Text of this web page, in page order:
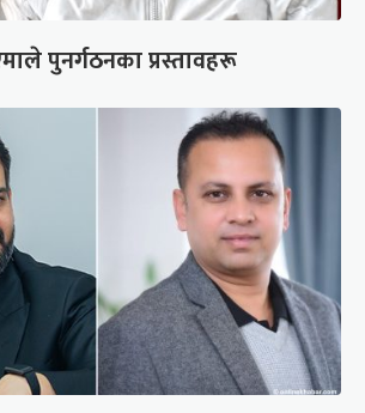
पुनर्गठनका प्रस्तावहरू